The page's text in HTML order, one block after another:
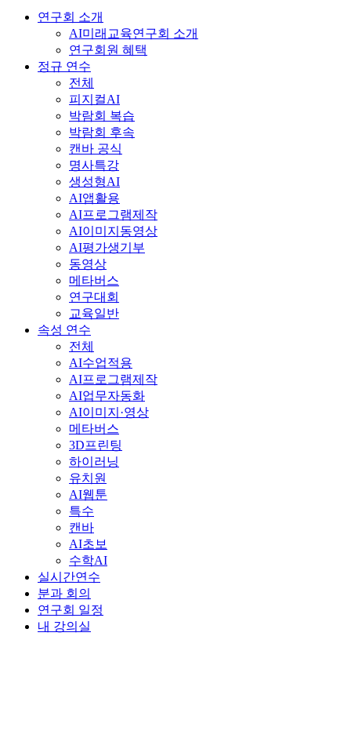
연구회 소개
AI미래교육연구회 소개
연구회원 혜택
정규 연수
전체
피지컬AI
박람회 복습
박람회 후속
캔바 공식
명사특강
생성형AI
AI앱활용
AI프로그램제작
AI이미지동영상
AI평가생기부
동영상
메타버스
연구대회
교육일반
속성 연수
전체
AI수업적용
AI프로그램제작
AI업무자동화
AI이미지·영상
메타버스
3D프린팅
하이러닝
유치원
AI웹툰
특수
캔바
AI초보
수학AI
실시간연수
분과 회의
연구회 일정
내 강의실